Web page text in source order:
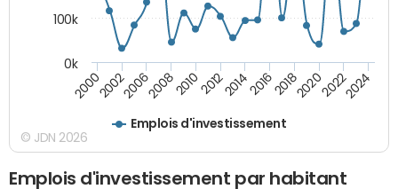
Emplois d'investissement
200020022006200820102012201420162018202020222024
0k
100k
© JDN 2026
Emplois d'investissement par habitant